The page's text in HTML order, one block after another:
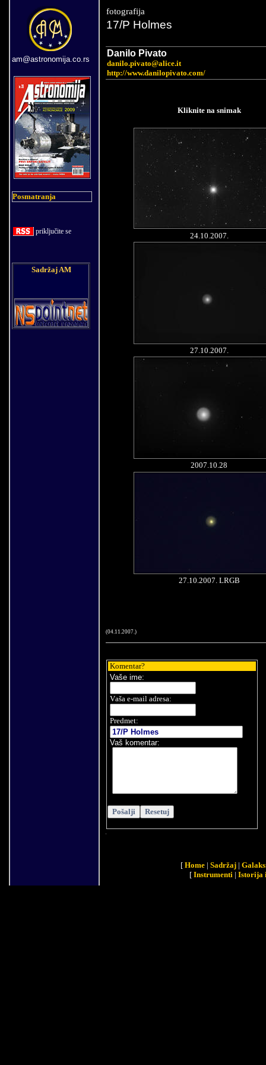
am@astronomija.co.rs
Posmatranja
priključite se
Sadržaj AM
fotografija
17/P Holmes
Danilo Pivato
danilo.pivato@alice.it
http://www.danilopivato.com/
Kliknite na snimak
24.10. 2007.
27.10. 2007.
2007.10.28
27 10.2007. LRGB
(04 11 .2007 .)
Komentar?
Vaše ime:
Vaša e-mail adresa:
Predmet:
Vaš komentar:
[ Home | Sadržaj |
[ Instrumenti | Istorija